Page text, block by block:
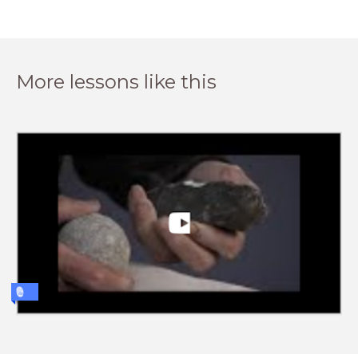
More lessons like this